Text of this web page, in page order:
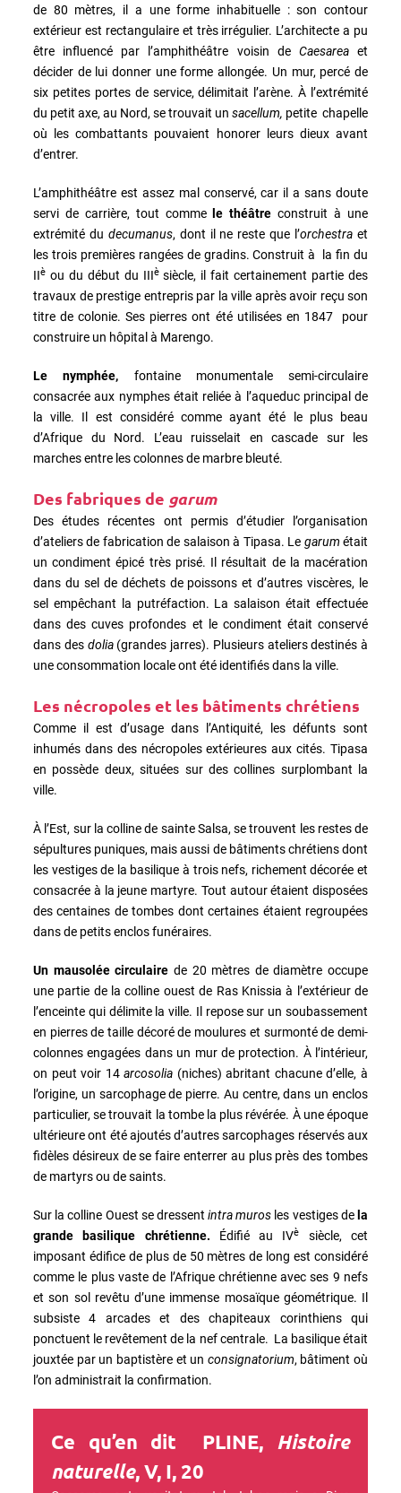
de 80 mètres, il a une forme inhabituelle : son contour
extérieur est rectangulaire et très irrégulier. L’architecte a pu
être influencé par l’amphithéâtre voisin de Caesareaet
décider de lui donner une forme allongée. Un mur, percé de
six petites portes de service, délimitait l’arène. À l’extrémité
du petit axe, au Nord, se trouvait un sacellum, petite chapelle
où les combattants pouvaient honorer leurs dieux avant
d’entrer.
L’amphithéâtre est assez mal conservé, car il a sans doute
servi de carrière, tout comme
le théâtre construit à une
extrémité du decumanus, dont il ne reste que l’orchestra et
les trois premières rangées de gradins. Construit à la fin du
IIè ou du début du IIIèsiècle, il fait certainement partie des
travaux de prestige entrepris par la ville après avoir reçu son
titre de colonie. Ses pierres ont été utilisées en 1847 pour
construire un hôpital à Marengo.
Le nymphée, fontaine monumentale semi-circulaire
consacrée aux nymphes était reliée à l’aqueduc principal de
la ville. Il est considéré comme ayant été le plus beau
d’Afrique du Nord. L’eau ruisselait en cascade sur les
marches entre les colonnes de marbre bleuté.
Des fabriques de garum
Des études récentes ont permis d’étudier l’organisation
d’ateliers de fabrication de salaison à Tipasa. Le garum était
un condiment épicé très prisé. Il résultait de la macération
dans du sel de déchets de poissons et d’autres viscères, le
sel empêchant la putréfaction. La salaison était effectuée
dans des cuves profondes et le condiment était conservé
dans des dolia(grandes jarres). Plusieurs ateliers destinés à
une consommation locale ont été identifiés dans la ville.
Les nécropoles et les bâtiments chrétiens
Comme il est d’usage dans l’Antiquité, les défunts sont
inhumés dans des nécropoles extérieures aux cités. Tipasa
en possède deux, situées sur des collines surplombant la
ville.
À l’Est, sur la colline de sainte Salsa, se trouvent les restes de
sépultures puniques, mais aussi de bâtiments chrétiens dont
les vestiges de la basilique à trois nefs, richement décorée et
consacrée à la jeune martyre. Tout autour étaient disposées
des centaines de tombes dont certaines étaient regroupées
dans de petits enclos funéraires.
Un mausolée circulaire de 20 mètres de diamètre occupe
une partie de la colline ouest de Ras Knissia à l’extérieur de
l’enceinte qui délimite la ville. Il repose sur un soubassement
en pierres de taille décoré de moulures et surmonté de demi-
colonnes engagées dans un mur de protection. À l’intérieur,
on peut voir 14arcosolia (niches) abritant chacune d’elle, à
l’origine, un sarcophage de pierre. Au centre, dans un enclos
particulier, se trouvait la tombe la plus révérée. À une époque
ultérieure ont été ajoutés d’autres sarcophages réservés aux
fidèles désireux de se faire enterrer au plus près des tombes
de martyrs ou de saints.
Sur la colline Ouest se dressentintra muros les vestiges de la
grande basilique chrétienne. Édifié au IVè
siècle, cet
imposant édifice de plus de 50 mètres de long est considéré
comme le plus vaste de l’Afrique chrétienne avec ses 9 nefs
et son sol revêtu d’une immense mosaïque géométrique. Il
subsiste 4 arcades et des chapiteaux corinthiens qui
ponctuent le revêtement de la nef centrale. La basilique était
jouxtée par un baptistère et un consignatorium, bâtiment où
l’on administrait la confirmation.
Ce qu’en dit PLINE, Histoire
naturelle, V, I, 20